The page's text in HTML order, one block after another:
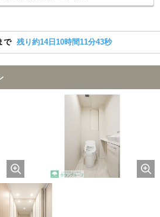
で 残り約14日10時間11分42秒